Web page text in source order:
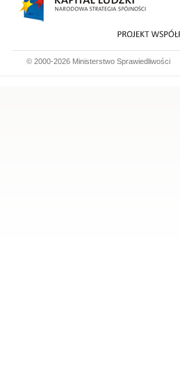
© 2000-2026 Ministerstwo Sprawiedliwości